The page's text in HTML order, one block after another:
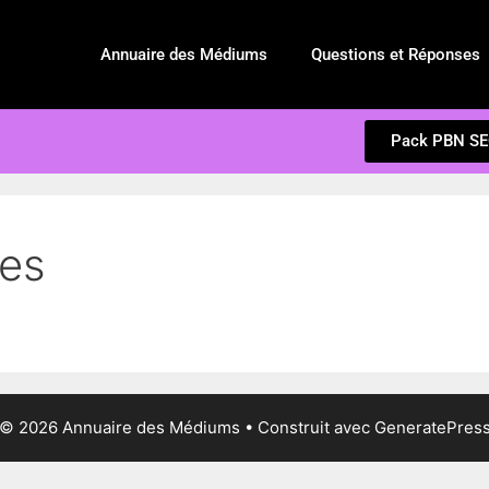
Annuaire des Médiums Questions et Réponses
Pack PBN
2026 Annuaire des Médiums • Construit avec